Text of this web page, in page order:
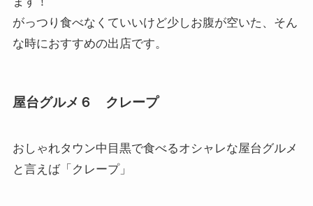
がっつり食べなくていいけど少しお腹が空いた、そん
な時におすすめの出店です。
屋台グルメ６ クレープ
おしゃれタウン中目黒で食べるオシャレな屋台グルメ
と言えば「 クレープ」